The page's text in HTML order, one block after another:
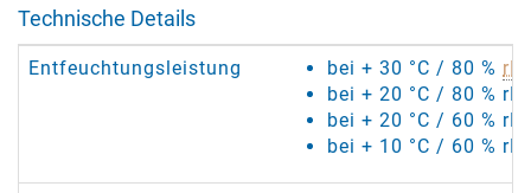
Technische Details
Entfeuchtungsleistung bei + 30 °C / 80 % rF
bei + 20 °C / 80 %
bei + 20 °C / 60 %
bei + 10 °C / 60 %